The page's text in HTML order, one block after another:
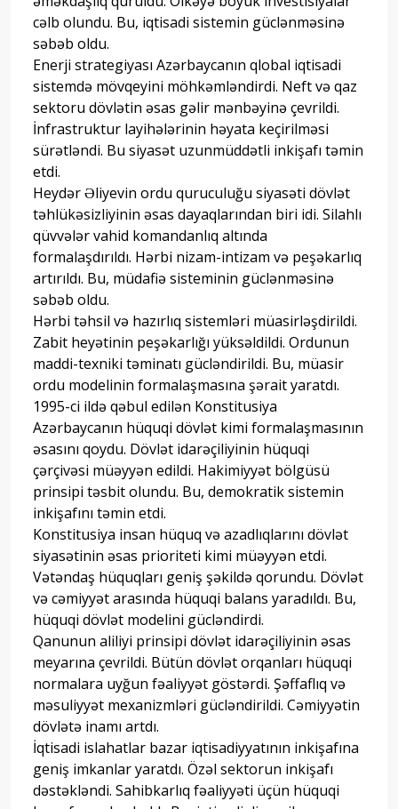
cəlb olundu. Bu, iqtisadi sistemin güclənməsinə
səbəb oldu.
Enerji strategiyası Azərbaycanın qlobal iqtisadi
sistemdə mövqeyini möhkəmləndirdi. Neft və qaz
sektoru dövlətin əsas gəlir mənbəyinə çevrildi.
İnfrastruktur layihələrinin həyata keçirilməsi
sürətləndi. Bu siyasət uzunmüddətli inkişafı təmin
etdi.
Heydər Əliyevin ordu quruculuğu siyasəti dövlət
təhlükəsizliyinin əsas dayaqlarından biri idi. Silahlı
qüvvələr vahid komandanlıq altında
formalaşdırıldı. Hərbi nizam-intizam və peşəkarlıq
artırıldı. Bu, müdafiə sisteminin güclənməsinə
səbəb oldu.
Hərbi təhsil və hazırlıq sistemləri müasirləşdirildi.
Zabit heyətinin peşəkarlığı yüksəldildi. Ordunun
maddi-texniki təminatı gücləndirildi. Bu, müasir
ordu modelinin formalaşmasına şərait yaratdı.
1995-ci ildə qəbul edilən Konstitusiya
Azərbaycanın hüquqi dövlət kimi formalaşmasının
əsasını qoydu. Dövlət idarəçiliyinin hüquqi
çərçivəsi müəyyən edildi. Hakimiyyət bölgüsü
prinsipi təsbit olundu. Bu, demokratik sistemin
inkişafını təmin etdi.
Konstitusiya insan hüquq və azadlıqlarını dövlət
siyasətinin əsas prioriteti kimi müəyyən etdi.
Vətəndaş hüquqları geniş şəkildə qorundu. Dövlət
və cəmiyyət arasında hüquqi balans yaradıldı. Bu,
hüquqi dövlət modelini gücləndirdi.
Qanunun aliliyi prinsipi dövlət idarəçiliyinin əsas
meyarına çevrildi. Bütün dövlət orqanları hüquqi
normalara uyğun fəaliyyət göstərdi. Şəffaflıq və
məsuliyyət mexanizmləri gücləndirildi. Cəmiyyətin
dövlətə inamı artdı.
İqtisadi islahatlar bazar iqtisadiyyatının inkişafına
geniş imkanlar yaratdı. Özəl sektorun inkişafı
dəstəkləndi. Sahibkarlıq fəaliyyəti üçün hüquqi